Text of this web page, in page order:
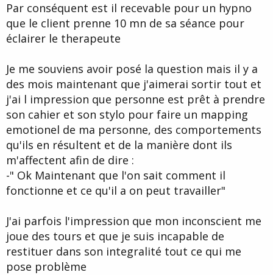
Par conséquent est il recevable pour un hypno
que le client prenne 10 mn de sa séance pour
éclairer le therapeute
Je me souviens avoir posé la question mais il y a
des mois maintenant que j'aimerai sortir tout et
j'ai l impression que personne est prêt à prendre
son cahier et son stylo pour faire un mapping
emotionel de ma personne, des comportements
qu'ils en résultent et de la manière dont ils
m'affectent afin de dire :
-" Ok Maintenant que l'on sait comment il
fonctionne et ce qu'il a on peut travailler"
J'ai parfois l'impression que mon inconscient me
joue des tours et que je suis incapable de
restituer dans son integralité tout ce qui me
pose problème